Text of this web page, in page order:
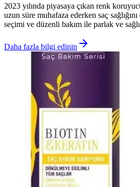
2023 yılında piyasaya çıkan renk
uzun süre muhafaza ederken saç
seçimi ve düzenli bakım ile parlak ve
Daha fazla bilgi edinin